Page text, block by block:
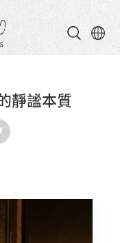
靜謐本質